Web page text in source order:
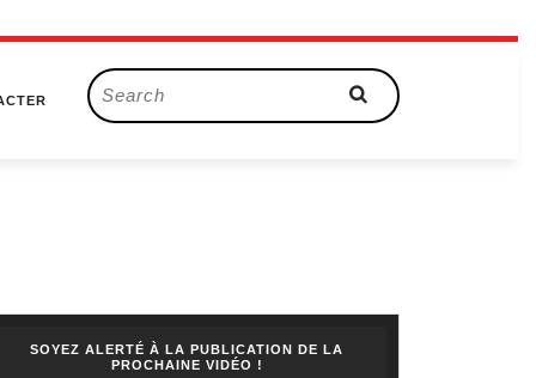
Search
for:
SOYEZ ALERTÉ À LA PUBLICATION DE LA
PROCHAINE VIDÉO !